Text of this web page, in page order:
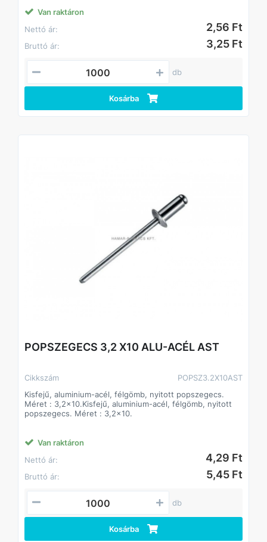
Van raktáron
Nettó ár:
2,56 Ft
Bruttó ár: 3,25 Ft
db
Kosárba
POPSZEGECS 3,2 X10 ALU-ACÉL AST
Cikkszám
POPSZ3.2X10AST
Kisfejű, aluminium-acél, félgömb, nyitott popszegecs.
Méret : 3,2x10.Kisfejű, aluminium-acél, félgömb, nyitott
popszegecs. Méret : 3,2x10.
Van raktáron
Nettó ár:
4,29 Ft
Bruttó ár: 5,45 Ft
db
Kosárba